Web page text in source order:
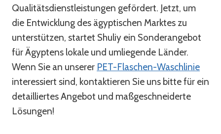
Qualitätsdienstleistungen gefördert. Jetzt, um
die Entwicklung des ägyptischen Marktes zu
unterstützen, startet Shuliy ein Sonderangebot
für Ägyptens lokale und umliegende Länder.
Wenn Sie an unserer PET-Flaschen-Waschlinie
interessiert sind, kontaktieren Sie uns bitte für ein
detailliertes Angebot und maßgeschneiderte
Lösungen!